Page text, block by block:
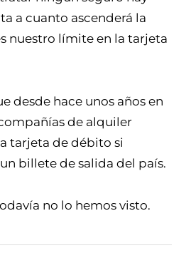
a cuanto ascenderá la
nuestro límite en la tarjeta
desde hace unos años en
de alquiler
tarjeta de débito si
billete de salida del país.
no lo hemos visto.